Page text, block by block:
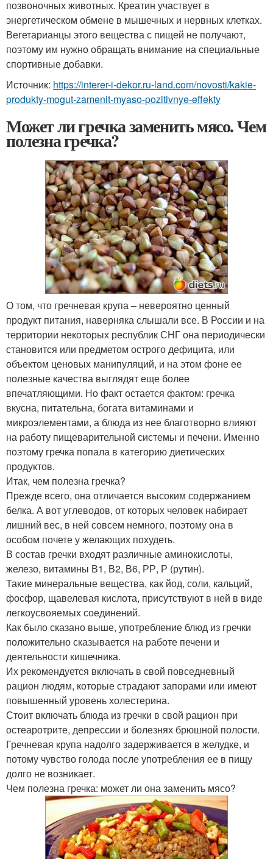
позвоночных животных. Креатин участвует в
энергетическом обмене в мышечных и нервных клетках.
Вегетарианцы этого вещества с пищей не получают,
поэтому им нужно обращать внимание на специальные
спортивные добавки.
Источник: https://interer-i-dekor.ru-land.com/novosti/kakie-
produkty-mogut-zamenit-myaso-pozitivnye-effekty
Может ли гречка заменить мясо. Чем
полезна гречка?
О том, что гречневая крупа – невероятно ценный
продукт питания, наверняка слышали все. В России и на
территории некоторых республик СНГ она периодически
становится или предметом острого дефицита, или
объектом ценовых манипуляций, и на этом фоне ее
полезные качества выглядят еще более
впечатляющими. Но факт остается фактом: гречка
вкусна, питательна, богата витаминами и
микроэлементами, а блюда из нее благотворно влияют
на работу пищеварительной системы и печени. Именно
поэтому гречка попала в категорию диетических
продуктов.
Итак, чем полезна гречка?
Прежде всего, она отличается высоким содержанием
белка. А вот углеводов, от которых человек набирает
лишний вес, в ней совсем немного, поэтому она в
особом почете у желающих похудеть.
В состав гречки входят различные аминокислоты,
железо, витамины В1, В2, В6, РР, Р (рутин).
Такие минеральные вещества, как йод, соли, кальций,
фосфор, щавелевая кислота, присутствуют в ней в виде
легкоусвояемых соединений.
Как было сказано выше, употребление блюд из гречки
положительно сказывается на работе печени и
деятельности кишечника.
Их рекомендуется включать в свой повседневный
рацион людям, которые страдают запорами или имеют
повышенный уровень холестерина.
Стоит включать блюда из гречки в свой рацион при
остеаротрите, депрессии и болезнях брюшной полости.
Гречневая крупа надолго задерживается в желудке, и
потому чувство голода после употребления ее в пищу
долго не возникает.
Чем полезна гречка: может ли она заменить мясо?